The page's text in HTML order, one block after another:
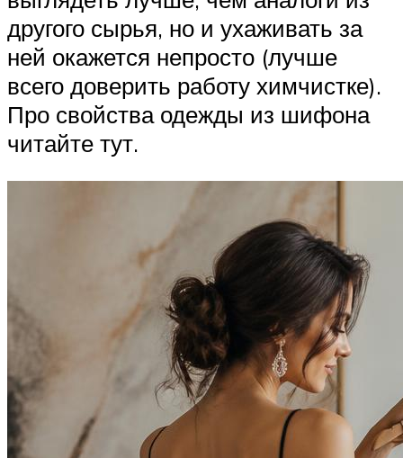
другого сырья, но и ухаживать за
ней окажется непросто (лучше
всего доверить работу химчистке).
Про свойства одежды из шифона
читайте тут.